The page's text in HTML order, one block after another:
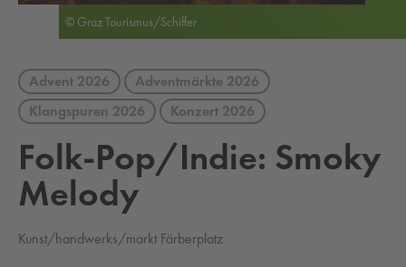
Advent 2026
Adventmärkte 2026
Klangspuren 2026
Konzert 2026
Folk-Pop/In­die: Smoky
Me­lo­dy
Kunst/handwerks/markt Färberplatz
© Graz Tourismus/Schiffer